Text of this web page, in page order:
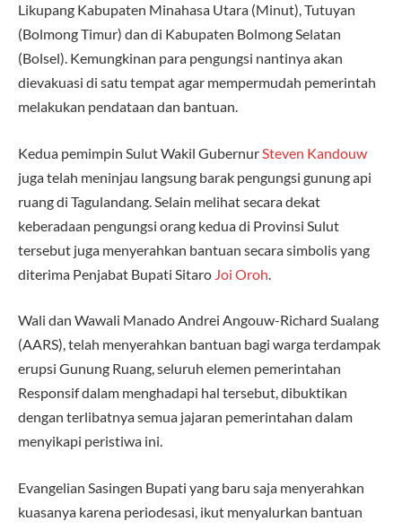
Likupang Kabupaten Minahasa Utara (Minut), Tutuyan
(Bolmong Timur) dan di Kabupaten Bolmong Selatan
(Bolsel). Kemungkinan para pengungsi nantinya akan
dievakuasi di satu tempat agar mempermudah pemerintah
melakukan pendataan dan bantuan.
Kedua pemimpin Sulut Wakil GubernurSteven Kandouw
juga telah meninjau langsung barak pengungsi gunung api
ruang di Tagulandang. Selain melihat secara dekat
keberadaan pengungsi orang kedua di Provinsi Sulut
tersebut juga menyerahkan bantuan secara simbolis yang
diterima Penjabat Bupati Sitaro Joi Oroh.
Wali dan Wawali Manado Andrei Angouw-Richard Sualang
(AARS), telah menyerahkan bantuan bagi warga terdampak
erupsi Gunung Ruang, seluruh elemen pemerintahan
Responsif dalam menghadapi hal tersebut, dibuktikan
dengan terlibatnya semua jajaran pemerintahan dalam
menyikapi peristiwa ini.
Evangelian Sasingen Bupati yang baru saja menyerahkan
kuasanya karena periodesasi, ikut menyalurkan bantuan